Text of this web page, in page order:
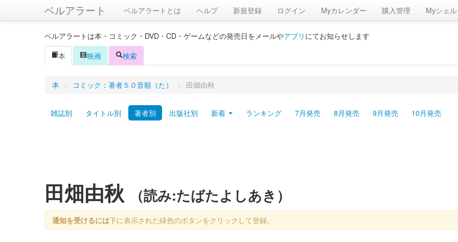
ベルアラート ベルアラートとは ヘルプ 新規登録 ログイン Myカレンダー 購入管理 Myシェ
ベルアラートは本・コミック・DVD・CD・ゲームなどの発売日をメールやアプリ にてお知らせします
本
映画 検索
本 > コミック：著者５０音順（た） > 田畑由秋
雑誌別 タイトル別 著者別 出版社別 新着 ランキング 7月発売 8月発売 9月発売 10月発売
田畑由秋 （読み:たばたよしあき）
通知を受けるには下に表示された緑色のボタンをクリックして登録。